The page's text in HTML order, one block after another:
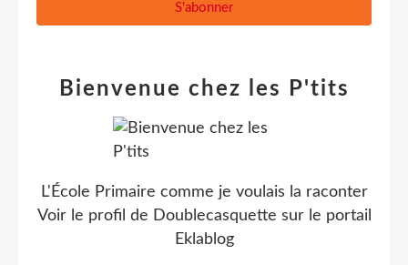
Bienvenue chez les P'tits
L'École Primaire comme je voulais la raconter
Voir le profil de Doublecasquette sur le portail
Eklablog